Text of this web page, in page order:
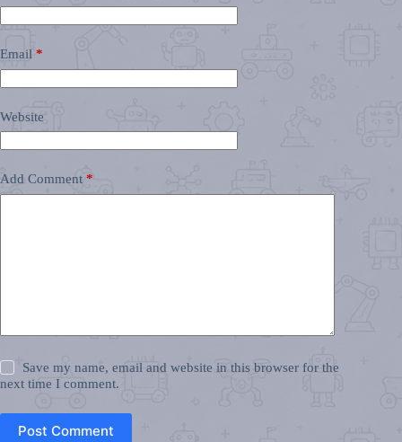
Email *
Website
Add Comment *
Save my name, email and website in this browser for the
next time I comment.
Post Comment